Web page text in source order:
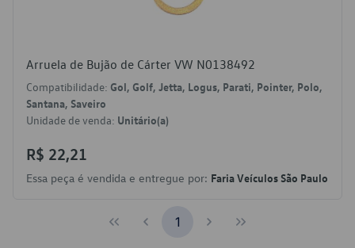
Arruela de Bujão de Cárter VW N0138492
Compatibilidade: Gol, Golf, Jetta, Logus, Parati, Pointer, Polo,
Santana, Saveiro
Unidade de venda: Unitário(a)
R$ 22,21
Essa peça é vendida e entregue por: Faria Veículos São Paulo
1